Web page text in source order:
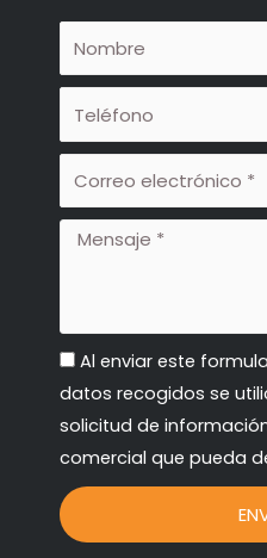
o
o
k
-
Mensaje
RGPDAl enviar este
datos recogidos se
solicitud de
comercial que pueda